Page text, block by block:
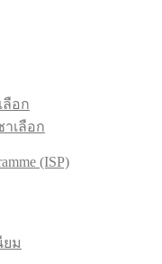
ลือก
เลือก
(ISP)
ม